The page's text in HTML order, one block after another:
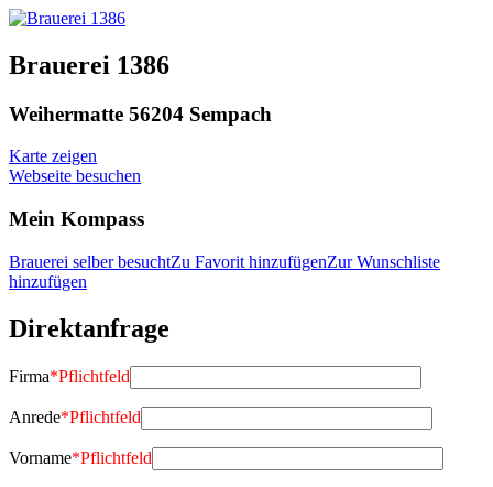
Brauerei 1386
Weihermatte 56204 Sempach
Karte zeigen
Webseite besuchen
Mein Kompass
Brauerei selber besuchtZu Favorit hinzufügenZur Wunschliste
hinzufügen
Direktanfrage
Firma*Pflichtfeld
Anrede*Pflichtfeld
Vorname*Pflichtfeld